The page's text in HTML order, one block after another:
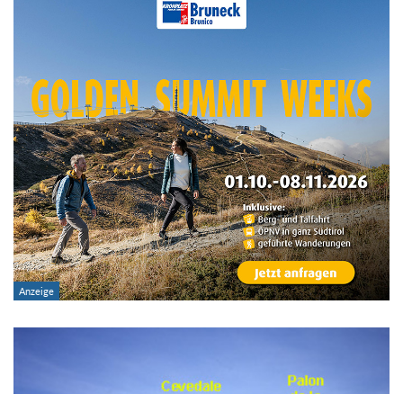
Im Tourenarchiv suchen
Region:
Gebirge:
Art der Tour: